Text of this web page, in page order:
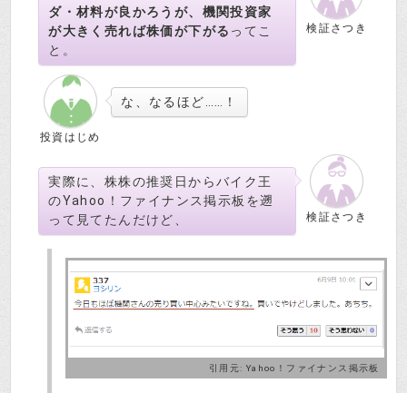
検証さつき
ダ・材料が良かろうが、機関投資家
が大きく売れば株価が下がる ってこ
と。
投資はじめ
な、なるほど……！
検証さつき
実際に、株株の推奨日からバイク王
のYahoo！ファイナンス掲示板を遡
って見てたんだけど、
引用元: Yahoo！ファイナンス掲示板